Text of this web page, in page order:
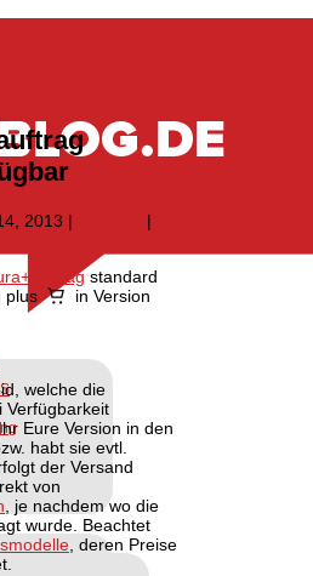
2013 | |
standard
plus
in Version
welche die
Verfügbarkeit
Eure Version in den
habt sie evtl.
der Versand
von
, je nachdem wo die
wurde. Beachtet
, deren Preise